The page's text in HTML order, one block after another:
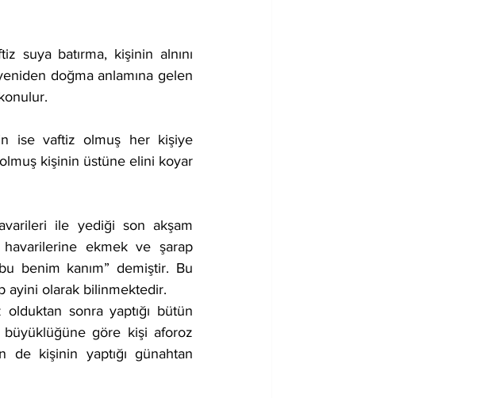
doğma anlamına gelen
kişinin üstüne elini koyar
ekmek ve şarap
benim kanım” demiştir. Bu
ayini olarak bilinmektedir.
sonra yaptığı bütün
büyüklüğüne göre kişi aforoz
de kişinin yaptığı günahtan